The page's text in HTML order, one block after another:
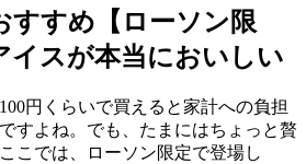
すすめ【ローソン限
イスが本当においしい
円くらいで買えると家計への負担
すよね。でも、たまにはちょっと贅
こでは、ローソン限定で登場し